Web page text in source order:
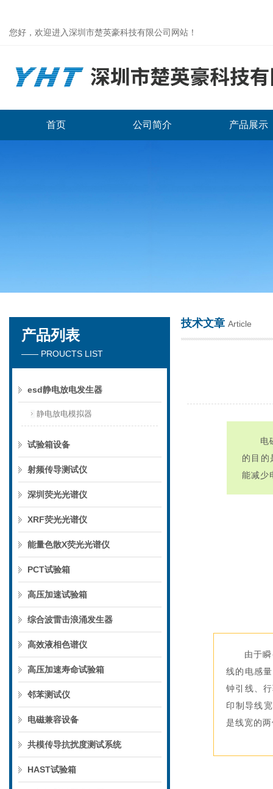
您好，欢迎进入深圳市楚英豪科技有限公司网站！
深圳市楚英豪科技有限公司
首页 公司简介 产品展示
产品列表
—— PROUCTS LIST
esd静电放电发生器
静电放电模拟器
试验箱设备
射频传导测试仪
深圳荧光光谱仪
XRF荧光光谱仪
能量色散X荧光光谱仪
PCT试验箱
高压加速试验箱
综合波雷击浪涌发生器
高效液相色谱仪
高压加速寿命试验箱
邻苯测试仪
电磁兼容设备
共模传导抗扰度测试系统
HAST试验箱
技术文章 Article
电
的目的
能减少
由于
线的电感
钟引线、
印制导线
是线宽的